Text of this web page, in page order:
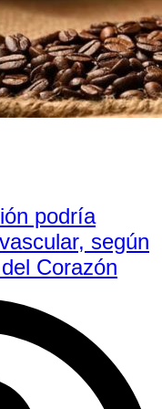
podría
según
Corazón